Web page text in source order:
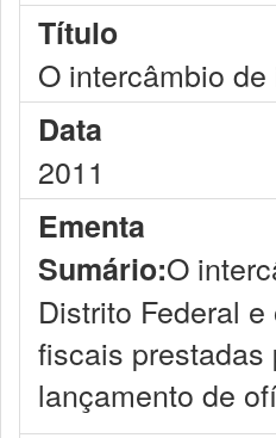
Título
O intercâmbio
Data
2011
Ementa
Sumário:O
Distrito Federal
fiscais prestadas
lançamento de